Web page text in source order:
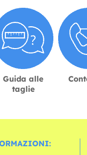
Guida alle
taglie